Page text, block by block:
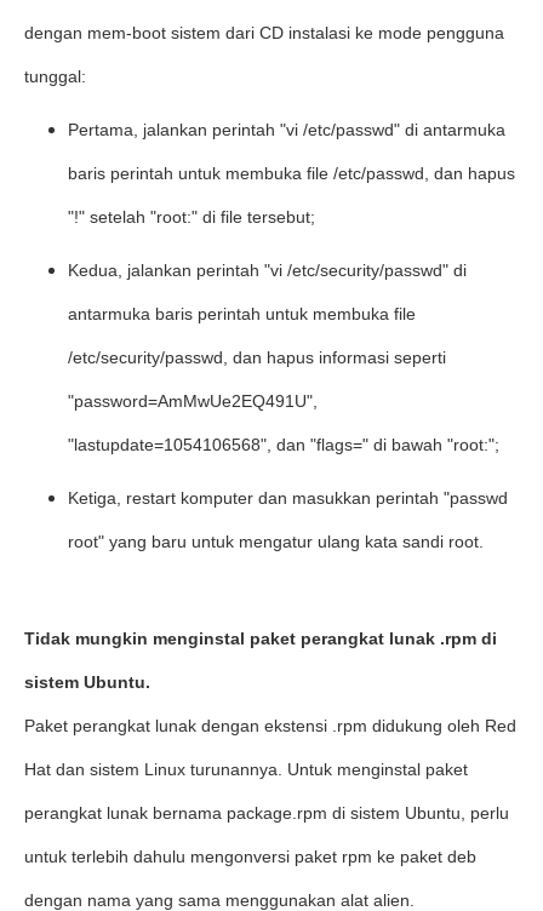
dengan mem-boot sistem dari CD instalasi ke mode pengguna
tunggal:
Pertama, jalankan perintah "vi /etc/passwd" di antarmuka
baris perintah untuk membuka file /etc/passwd, dan hapus
"!" setelah "root:" di file tersebut;
Kedua, jalankan perintah "vi /etc/security/passwd" di
antarmuka baris perintah untuk membuka file
/etc/security/passwd, dan hapus informasi seperti
"password=AmMwUe2EQ491U",
"lastupdate=1054106568", dan "flags=" di bawah "root:";
Ketiga, restart komputer dan masukkan perintah "passwd
root" yang baru untuk mengatur ulang kata sandi root.
Tidak mungkin menginstal paket perangkat lunak .rpm di
sistem Ubuntu.
Paket perangkat lunak dengan ekstensi .rpm didukung oleh Red
Hat dan sistem Linux turunannya. Untuk menginstal paket
perangkat lunak bernama package.rpm di sistem Ubuntu, perlu
untuk terlebih dahulu mengonversi paket rpm ke paket deb
dengan nama yang sama menggunakan alat alien.